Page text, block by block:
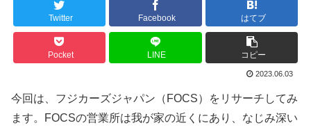
Twitter Facebook はてブ
Pocket LINE コピー
2023.06.03
今回は、フジカーズジャパン（FOCS）をリサーチしてみ
ます。FOCSの営業所は我が家の近くにあり、なじみ深い